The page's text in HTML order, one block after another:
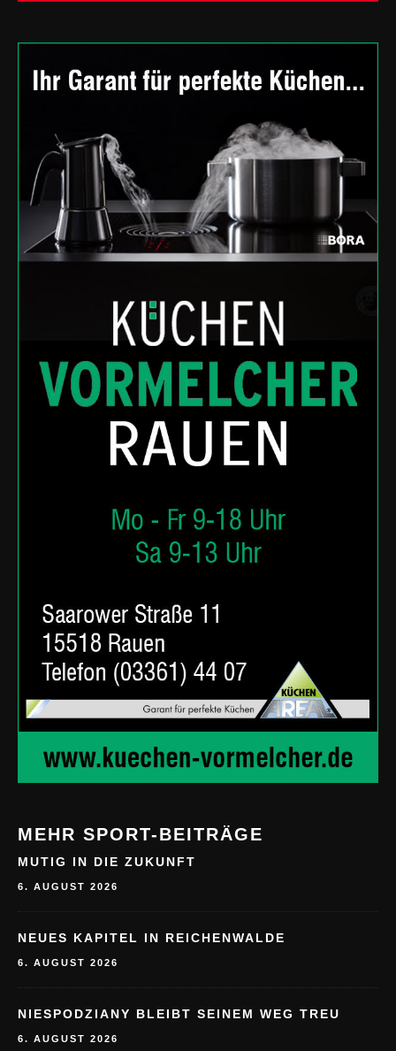
MEHR SPORT-BEITRÄGE
MUTIG IN DIE ZUKUNFT
6. AUGUST 2026
NEUES KAPITEL IN REICHENWALDE
6. AUGUST 2026
NIESPODZIANY BLEIBT SEINEM WEG TREU
6. AUGUST 2026